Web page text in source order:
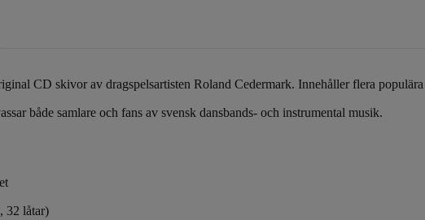
CD skivor av dragspelsartisten Roland Cedermark. Innehåller flera
både samlare och fans av svensk dansbands- och instrumental musik.
32 låtar)